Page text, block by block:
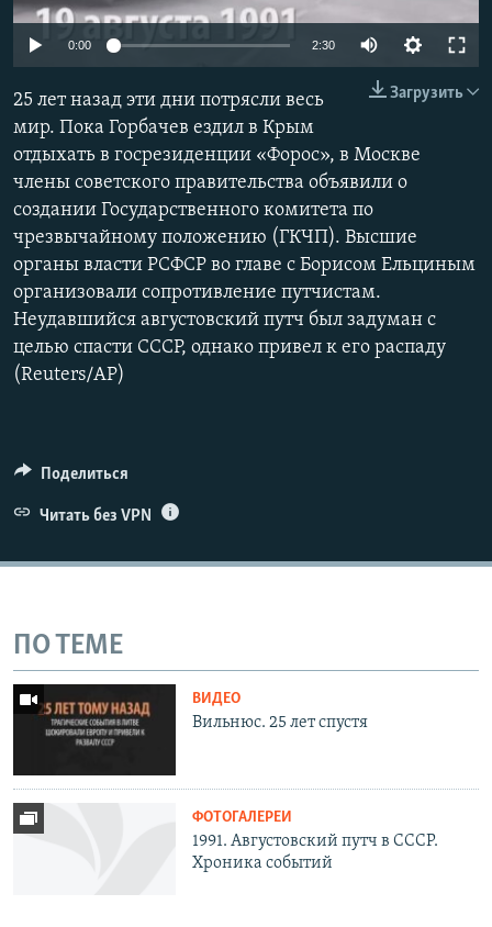
ПОБЕДИТЕЛЕЙ НЕ СУДЯТ?
ELIFBE
УКРАИНСКАЯ ПРОБЛЕМА КРЫМА
ПРИСОЕДИНЯЙТЕСЬ!
Все сайты RFE/RL
0:00 2:30
Загрузить
25 лет назад эти дни потрясли весь
мир. Пока Горбачев ездил в Крым
отдыхать в госрезиденции «Форос», в Москве
члены советского правительства объявили о
создании Государственного комитета по
чрезвычайному положению (ГКЧП). Высшие
органы власти РСФСР во главе с Борисом Ельциным
организовали сопротивление путчистам.
Неудавшийся августовский путч был задуман с
целью спасти СССР, однако привел к его распаду
(Reuters/AP)
Поделиться
Читать без VPN
ПО ТЕМЕ
ВИДЕО
Вильнюс. 25 лет спустя
ФОТОГАЛЕРЕИ
1991. Августовский путч в СССР.
Хроника событий